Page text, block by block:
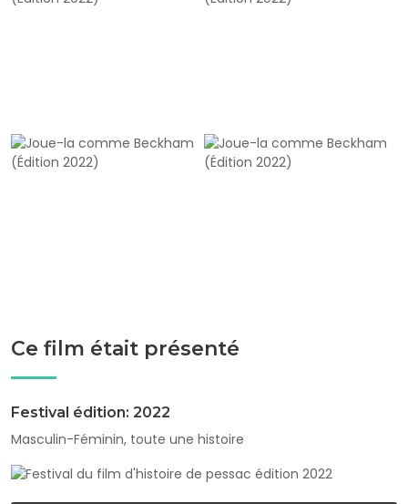
Ce film était présenté
Festival édition: 2022
Masculin-Féminin, toute une histoire